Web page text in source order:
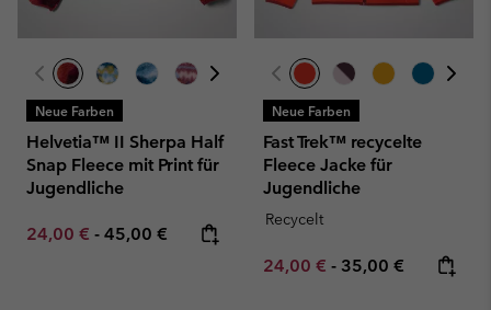
Neue Farben
Helvetia™ II Sherpa Half
Snap Fleece mit Print für
Jugendliche
Minimum sale price:
24,00 € - Maximum price:
45,00 €
Neue Farben
Fast Trek™ recycelte
Fleece Jacke für
Jugendliche
Recycelt
Minimum sale price:
24,00 € - Maximum price:
35,00 €